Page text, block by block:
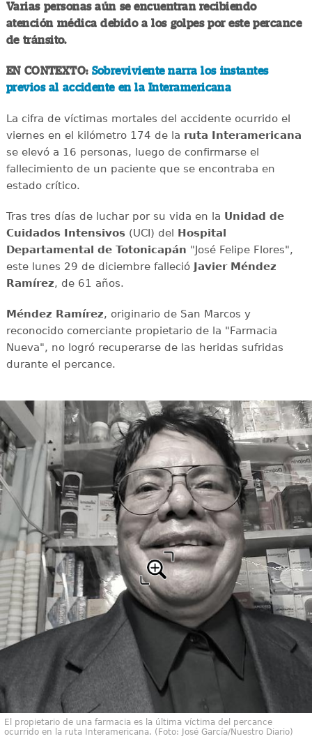
Varias personas aún se encuentran recibiendo
atención médica debido a los golpes por este percance
de tránsito.
EN CONTEXTO: Sobreviviente narra los instantes
previos al accidente en la Interamericana
La cifra de víctimas mortales del accidente ocurrido el
viernes en el kilómetro 174 de la ruta Interamericana
se elevó a 16 personas, luego de confirmarse el
fallecimiento de un paciente que se encontraba en
estado crítico.
Tras tres días de luchar por su vida en la Unidad de
Cuidados Intensivos(UCI) del Hospital
Departamental de Totonicapán "José Felipe Flores",
este lunes 29 de diciembre fallecióJavier Méndez
Ramírez, de 61 años.
Méndez Ramírez, originario de San Marcos y
reconocido comerciante propietario de la "Farmacia
Nueva", no logró recuperarse de las heridas sufridas
durante el percance.
El propietario de una farmacia es la última víctima del percance
ocurrido en la ruta Interamericana. (Foto: José García/Nuestro Diario)